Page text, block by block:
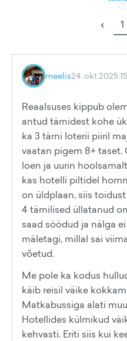
‹ 1
meelis24. okt 2025
Reaalsuses kippub
antud tärnidest kohe
ka 3 tärni loterii piiril
vaatan pigem 8+ taset.
loen ja uurin
kas hotelli piltidel
on üldplaan, siis
4 tärnilised üllatanud
saad söödud ja nälga
mäletagi, millal sai
võetud.
Me pole ka kodus
käib reisil väike
Matkabussiga alati
Hotellides külmikud
kehvasti. Eriti siis kui